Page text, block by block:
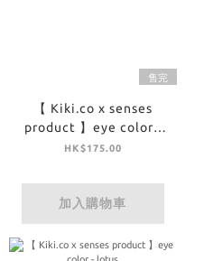
售完
【 Kiki.co x senses
product 】eye color -
fancy
HK$175.00
加入購物車